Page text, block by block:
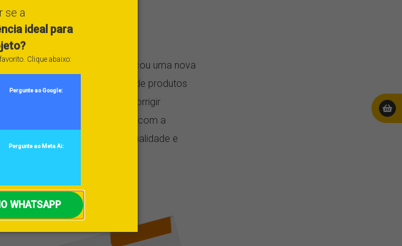
se a
ideal para
Clique abaixo:
Pergunte ao Google:
Pergunte ao Meta Ai:
WHATSAPP
pós-pandemia, a Talge buscou uma nova
competir com novas marcas de produtos
como principal objetivo, corrigir
de qualidade. A Talge, com a
de produtos de alta qualidade e